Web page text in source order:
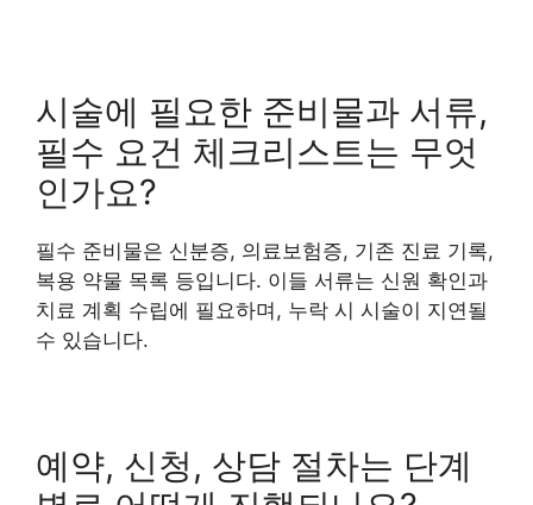
시술에 필요한 준비물과 서류,
필수 요건 체크리스트는 무엇
인가요?
필수 준비물은 신분증, 의료보험증, 기존 진료 기록,
복용 약물 목록 등입니다. 이들 서류는 신원 확인과
치료 계획 수립에 필요하며, 누락 시 시술이 지연될
수 있습니다.
예약, 신청, 상담 절차는 단계